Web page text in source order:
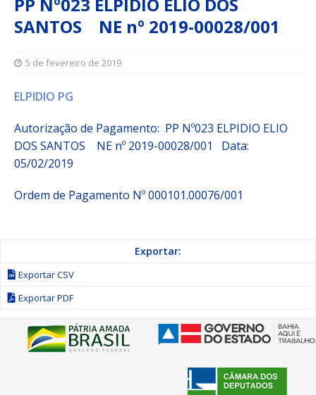
SANTOS NE nº 2019-00028/001
5 de fevereiro de 2019
ELPIDIO PG
Autorização de Pagamento: PP Nº023 ELPIDIO ELIO
DOS SANTOS
NE nº 2019-00028/001
Data:
05/02/2019
Ordem de Pagamento Nº 000101.00076/001
Exportar:
Exportar CSV
Exportar PDF